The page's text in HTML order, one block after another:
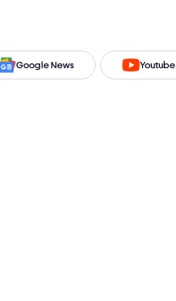
Google News Youtube